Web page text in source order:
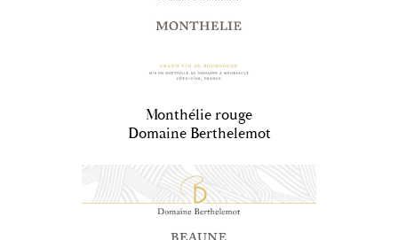
Monthélie rouge
Domaine Berthelemot